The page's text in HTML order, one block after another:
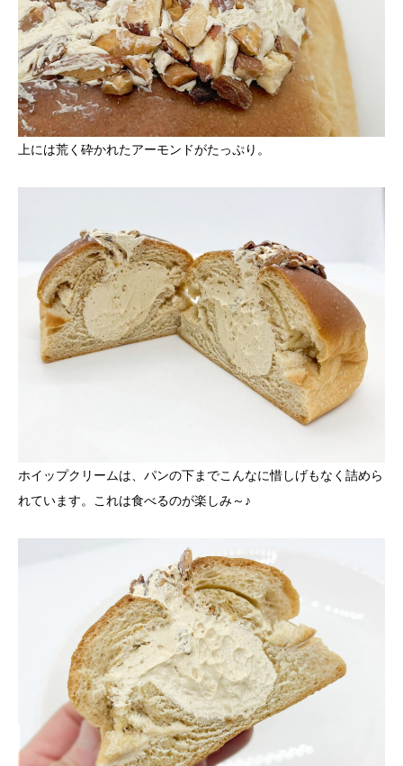
上には荒く砕かれたアーモンドがたっぷり。
ホイップクリームは、パンの下までこんなに惜しげもなく詰めら
れています。これは食べるのが楽しみ～♪